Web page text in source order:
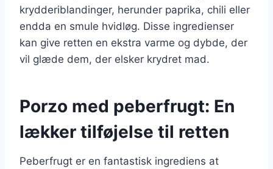
krydderiblandinger, herunder paprika, chili eller
endda en smule hvidløg. Disse ingredienser
kan give retten en ekstra varme og dybde, der
vil glæde dem, der elsker krydret mad.
Porzo med peberfrugt: En
lækker tilføjelse til retten
Peberfrugt er en fantastisk ingrediens at